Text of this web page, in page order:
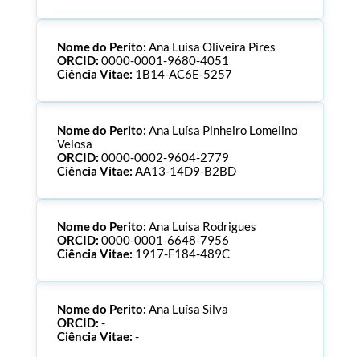
Nome do Perito: Ana Luísa Oliveira Pires
ORCID: 0000-0001-9680-4051
Ciência Vitae: 1B14-AC6E-5257
Nome do Perito: Ana Luísa Pinheiro Lomelino
Velosa
ORCID: 0000-0002-9604-2779
Ciência Vitae: AA13-14D9-B2BD
Nome do Perito: Ana Luisa Rodrigues
ORCID: 0000-0001-6648-7956
Ciência Vitae: 1917-F184-489C
Nome do Perito: Ana Luísa Silva
ORCID: -
Ciência Vitae: -